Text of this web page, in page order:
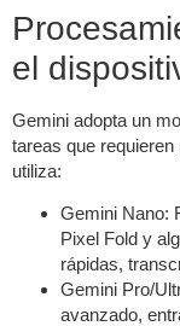
el
Gemini adopta un
tareas que
utiliza:
Gemini Nano:
Pixel Fold y
rápidas,
Gemini Pro/
avanzado,